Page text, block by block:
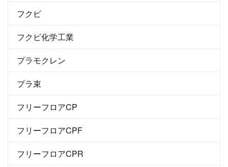
フクビ
フクビ化学工業
プラモクレン
プラ束
フリーフロアCP
フリーフロアCPF
フリーフロアCPR